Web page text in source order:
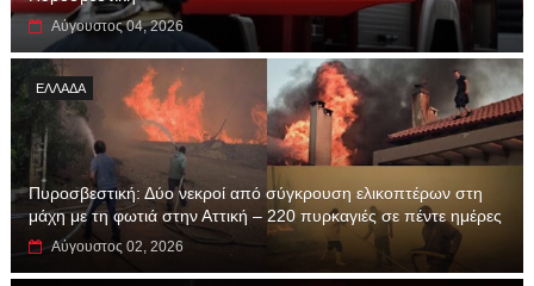
Αύγουστος 04, 2026
ΕΛΛΑΔΑ
Πυροσβεστική: Δύο νεκροί από σύγκρουση ελικοπτέρων στη
μάχη με τη φωτιά στην Αττική – 220 πυρκαγιές σε πέντε ημέρες
Αύγουστος 02, 2026